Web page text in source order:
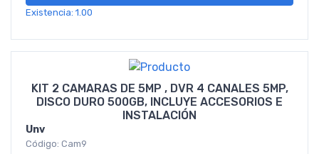
Existencia: 1.00
KIT 2 CAMARAS DE 5MP , DVR 4 CANALES 5MP,
DISCO DURO 500GB, INCLUYE ACCESORIOS E
INSTALACIÓN
Unv
Código: Cam9